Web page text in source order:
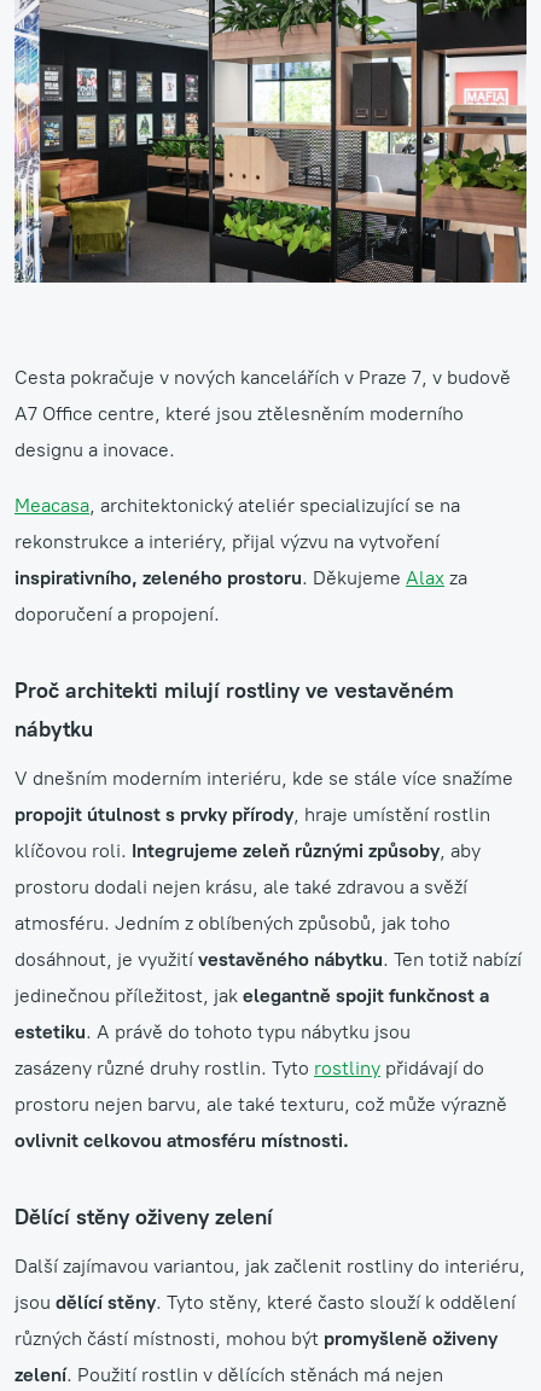
Cesta pokračuje v nových kancelářích v Praze 7, v budově
A7 Office centre, které jsou ztělesněním moderního
designu a inovace.
Meacasa , architektonický ateliér specializující se na
rekonstrukce a interiéry, přijal výzvu na vytvoření
inspirativního, zeleného prostoru. Děkujeme Alax za
doporučení a propojení.
Proč architekti milují rostliny ve vestavěném
nábytku
V dnešním moderním interiéru, kde se stále více snažíme
propojit útulnost s prvky přírody , hraje umístění rostlin
klíčovou roli. Integrujeme zeleň různými způsoby , aby
prostoru dodali nejen krásu, ale také zdravou a svěží
atmosféru. Jedním z oblíbených způsobů, jak toho
dosáhnout, je využitívestavěného nábytku. Ten totiž nabízí
jedinečnou příležitost, jak elegantně spojit funkčnost a
estetiku. A právě do tohoto typu nábytku jsou
zasázeny různé druhy rostlin. Tyto rostliny přidávají do
prostoru nejen barvu, ale také texturu, což může výrazně
ovlivnit celkovou atmosféru místnosti.
Dělící stěny oživeny zelení
Další zajímavou variantou, jak začlenit rostliny do interiéru,
jsou dělící stěny. Tyto stěny, které často slouží k oddělení
různých částí místnosti, mohou být promyšleně oživeny
zelení. Použití rostlin v dělících stěnách má nejen